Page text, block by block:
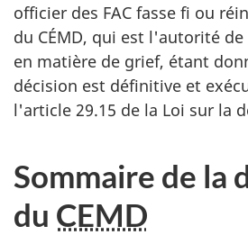
officier des FAC fasse fi ou
du CÉMD, qui est l'autorité
en matière de grief, étant
décision est définitive et
l'article 29.15 de la Loi sur la
Sommaire de la
du CEMD